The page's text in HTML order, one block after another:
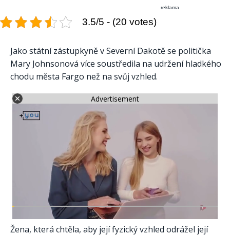
reklama
3.5/5 - (20 votes)
Jako státní zástupkyně v Severní Dakotě se politička
Mary Johnsonová více soustředila na udržení hladkého
chodu města Fargo než na svůj vzhled.
Advertisement
Žena, která chtěla, aby její fyzický vzhled odrážel její